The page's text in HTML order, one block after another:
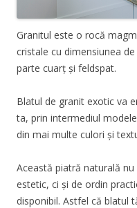
Granitul este o rocă
cristale cu dimensiunea
parte cuarț și feldspat.
Blatul de granit exotic va
ta, prin intermediul
din mai multe culori și
Această piatră naturală
estetic, ci și de ordin
disponibil. Astfel că blatul